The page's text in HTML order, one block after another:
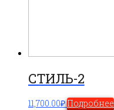
СТИЛЬ-2
11,700.00₽ Подробнее